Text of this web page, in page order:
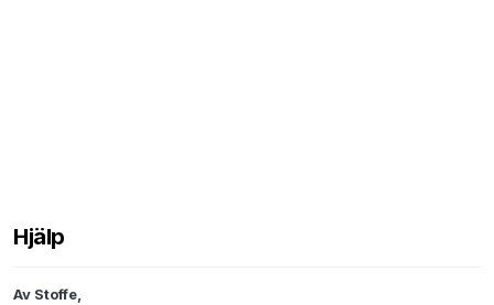
Hjälp
Av Stoffe,